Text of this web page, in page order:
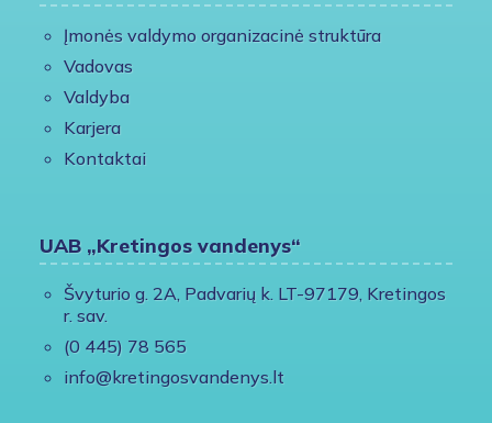
Įmonės valdymo organizacinė struktūra
Vadovas
Valdyba
Karjera
Kontaktai
UAB „Kretingos vandenys“
Švyturio g. 2A, Padvarių k. LT-97179, Kretingos
r. sav.
(0 445) 78 565
info@kretingosvandenys.lt